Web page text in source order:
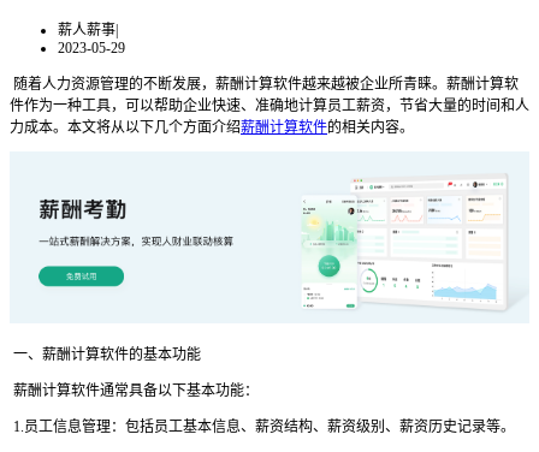
薪人薪事|
2023-05-29
随着人力资源管理的不断发展，薪酬计算软件越来越被企业所青睐。薪酬计算软
件作为一种工具，可以帮助企业快速、准确地计算员工薪资，节省大量的时间和人
力成本。本文将从以下几个方面介绍薪酬计算软件的相关内容。
一、薪酬计算软件的基本功能
薪酬计算软件通常具备以下基本功能：
1.员工信息管理：包括员工基本信息、薪资结构、薪资级别、薪资历史记录等。